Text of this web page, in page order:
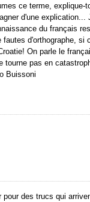
ce terme, explique-
d'une explication...
du français
d'orthographe, si
On parle le
tourne pas en
Buissoni
des trucs qui